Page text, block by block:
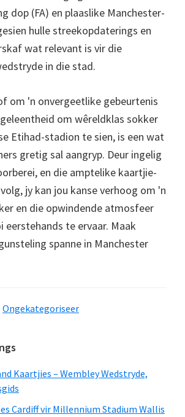
dop (FA) en plaaslike Manchester-
hulle streekopdaterings en
wat relevant is vir die
in die stad.
om 'n onvergeetlike gebeurtenis
om wêreldklas sokker
Etihad-stadion te sien, is een wat
gretig sal aangryp. Deur ingelig
en die amptelike kaartjie-
jy kan jou kanse verhoog om 'n
en die opwindende atmosfeer
eerstehands te ervaar. Maak
spanne in Manchester
Ongekategoriseer
Kaartjies – Wembley Wedstryde,
Cardiff vir Millennium Stadium Wallis